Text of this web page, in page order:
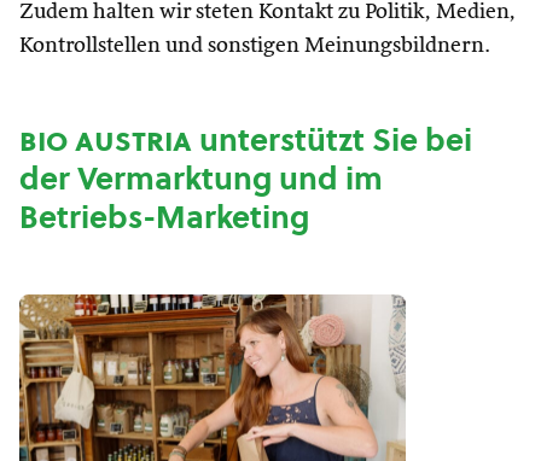
Zudem halten wir steten Kontakt zu Politik, Medien,
Kontrollstellen und sonstigen Meinungsbildnern.
bio austriaunterstützt Sie bei
der Vermarktung und im
Betriebs-Marketing